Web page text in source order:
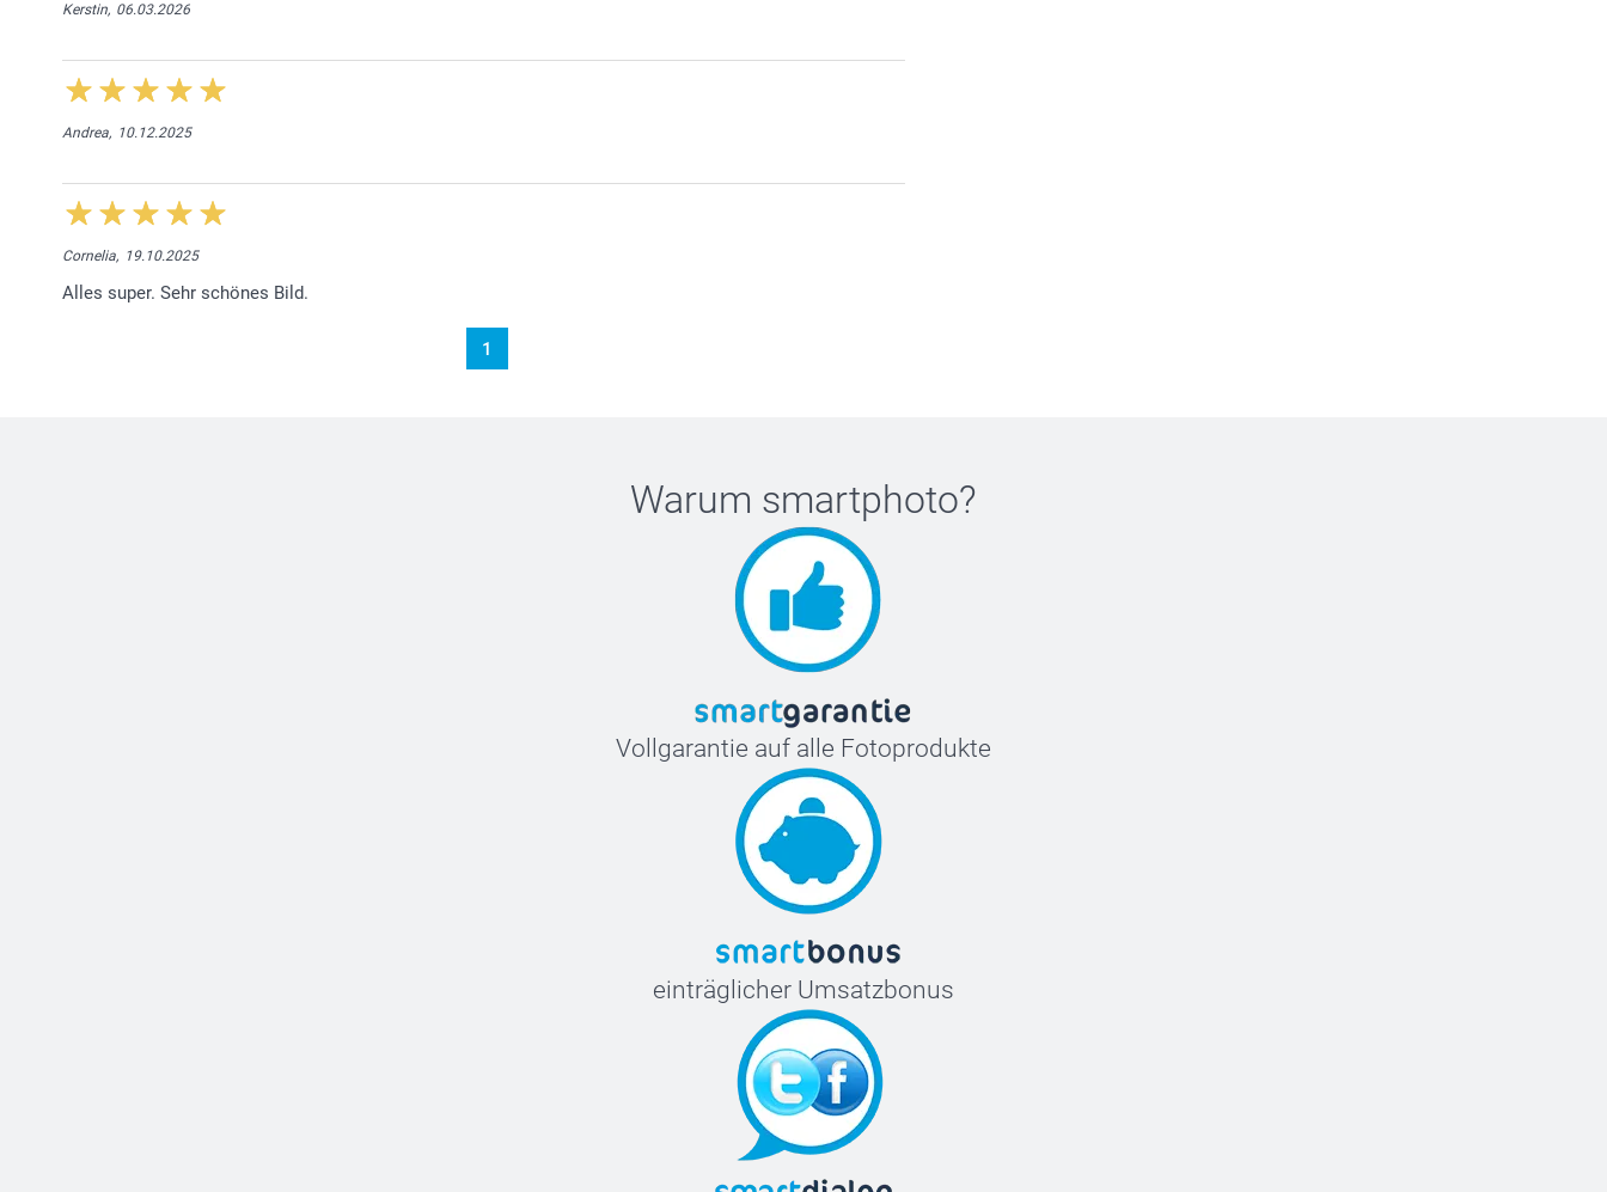
Kerstin, 06.03.2026
Andrea, 10.12.2025
Cornelia, 19.10.2025
Alles super. Sehr schönes Bild.
1
Warum smartphoto?
Vollgarantie auf alle Fotoprodukte
einträglicher Umsatzbonus